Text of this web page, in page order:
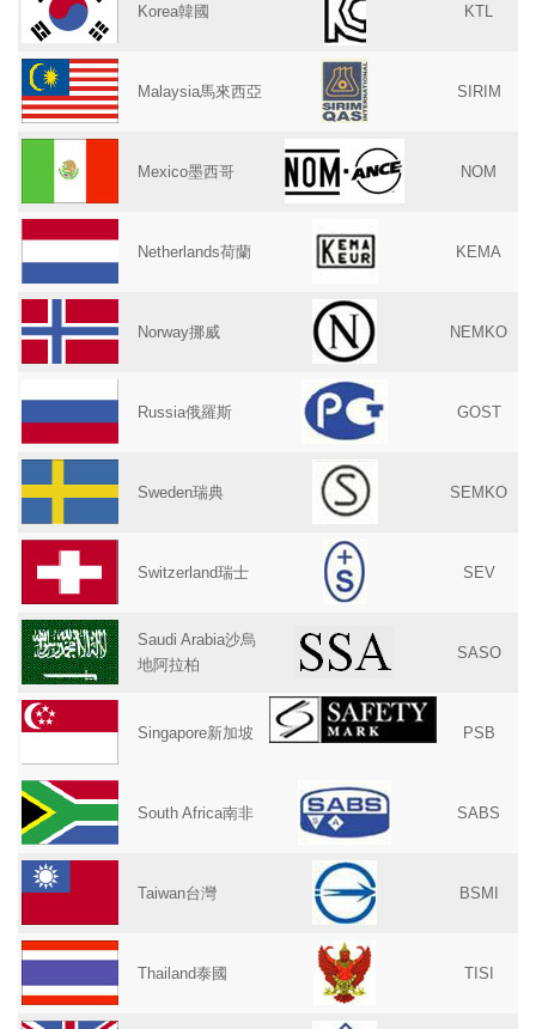
Korea韓國 KTL
Malaysia馬來西亞 SIRIM
Mexico墨西哥 NOM
Netherlands荷蘭 KEMA
Norway挪威 NEMKO
Russia俄羅斯 GOST
Sweden瑞典 SEMKO
Switzerland瑞士 SEV
Saudi Arabia沙烏
地阿拉柏
SASO
Singapore新加坡 PSB
South Africa南非 SABS
Taiwan台灣 BSMI
Thailand泰國 TISI